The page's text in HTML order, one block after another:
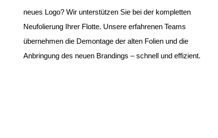
neues Logo? Wir unterstützen Sie bei der kompletten
Neufolierung Ihrer Flotte. Unsere erfahrenen Teams
übernehmen die Demontage der alten Folien und die
Anbringung des neuen Brandings – schnell und effizient.